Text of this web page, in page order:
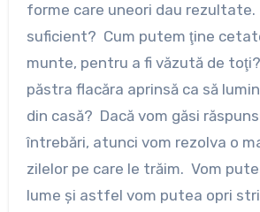
forme care uneori dau
suficient? Cum putem ţine
munte, pentru a fi văzută de
păstra flacăra aprinsă ca să
din casă? Dacă vom găsi
întrebări, atunci vom rezolva o
zilelor pe care le trăim. Vom
lume şi astfel vom putea opri